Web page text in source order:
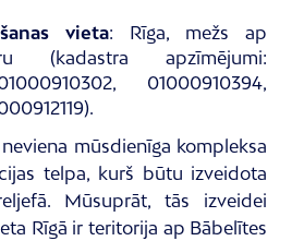
vieta:
Rīga, mežs ap
(kadastra apzīmējumi:
01000910394,
mūsdienīga kompleksa
telpa, kurš būtu izveidota
Mūsuprāt, tās izveidei
Rīgā ir teritorija ap Bābelītes